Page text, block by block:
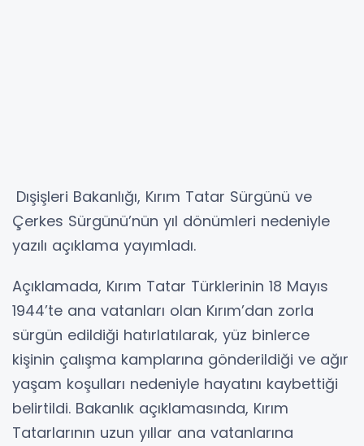
Dışişleri Bakanlığı, Kırım Tatar Sürgünü ve
Çerkes Sürgünü’nün yıl dönümleri nedeniyle
yazılı açıklama yayımladı.
Açıklamada, Kırım Tatar Türklerinin 18 Mayıs
1944’te ana vatanları olan Kırım’dan zorla
sürgün edildiği hatırlatılarak, yüz binlerce
kişinin çalışma kamplarına gönderildiği ve ağır
yaşam koşulları nedeniyle hayatını kaybettiği
belirtildi. Bakanlık açıklamasında, Kırım
Tatarlarının uzun yıllar ana vatanlarına